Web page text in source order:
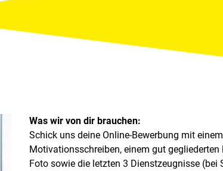
Was wir von dir brauchen:
Schick uns deine Online-Bewerbung mit
Motivationsschreiben, einem gut
Foto sowie die letzten 3 Dienstzeugnisse